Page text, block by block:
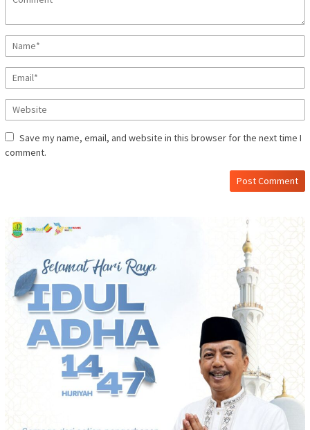
Save my name, email, and website in this browser for the next time I
comment.